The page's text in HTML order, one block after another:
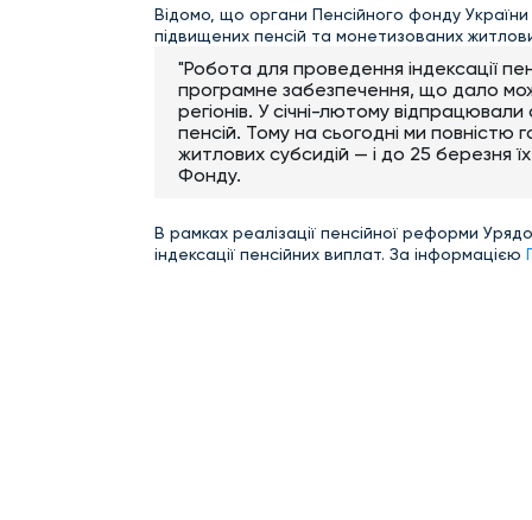
Відомо, що органи Пенсійного фонду
підвищених пенсій та монетизованих
"Робота для проведення індексації
програмне забезпечення, що дало
регіонів. У січні-лютому
пенсій. Тому на сьогодні ми
житлових субсидій — і до 25 березня
Фонду.
В рамках реалізації пенсійної реформи
індексації пенсійних виплат. За інформацією